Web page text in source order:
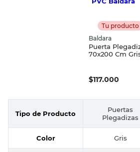
Tu producto
Baldara
Puerta
70x200 Cm
$117.000
Tipo de Producto
Puertas
Plegadizas
Color Gris